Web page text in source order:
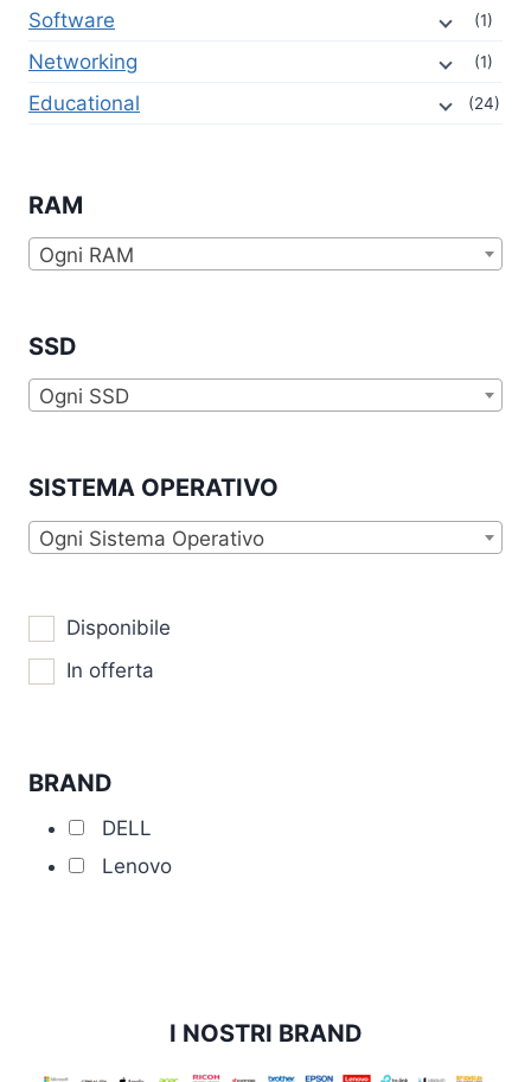
Software (1)
Networking (1)
Educational (24)
RAM
Ogni RAM
SSD
Ogni SSD
SISTEMA OPERATIVO
Ogni Sistema Operativo
Disponibile
In offerta
BRAND
DELL
Lenovo
I NOSTRI BRAND